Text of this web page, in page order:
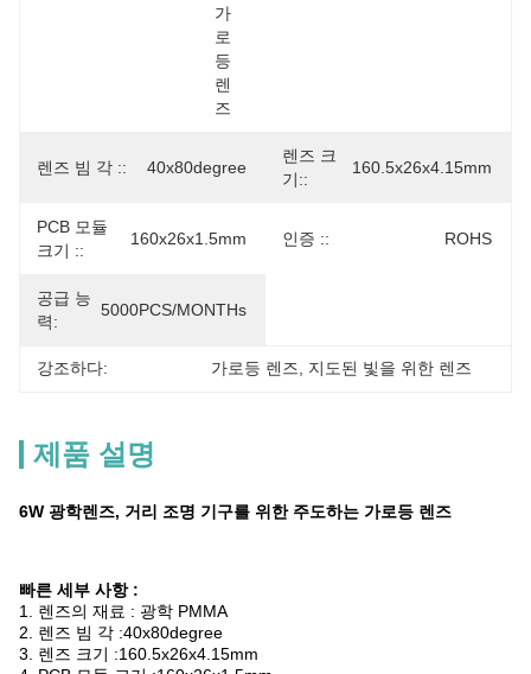
가
로
등
렌
즈
렌즈 빔 각 :: 40x80degree
렌즈 크
기::
160.5x26x4.15mm
PCB 모듈
크기 ::
160x26x1.5mm 인증 :: ROHS
공급 능
력:
5000PCS/MONTHs
강조하다: 가로등 렌즈 지도된 빛을 위한 렌즈
제품 설명
6W 광학렌즈, 거리 조명 기구를 위한 주도하는 가로등 렌즈
빠른 세부 사항 :
1. 렌즈의 재료 : 광학 PMMA
2. 렌즈 빔 각 :40x80degree
3. 렌즈 크기 :160.5x26x4.15mm